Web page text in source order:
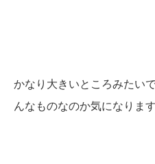
かなり大きいところみたい
んなものなのか気になります